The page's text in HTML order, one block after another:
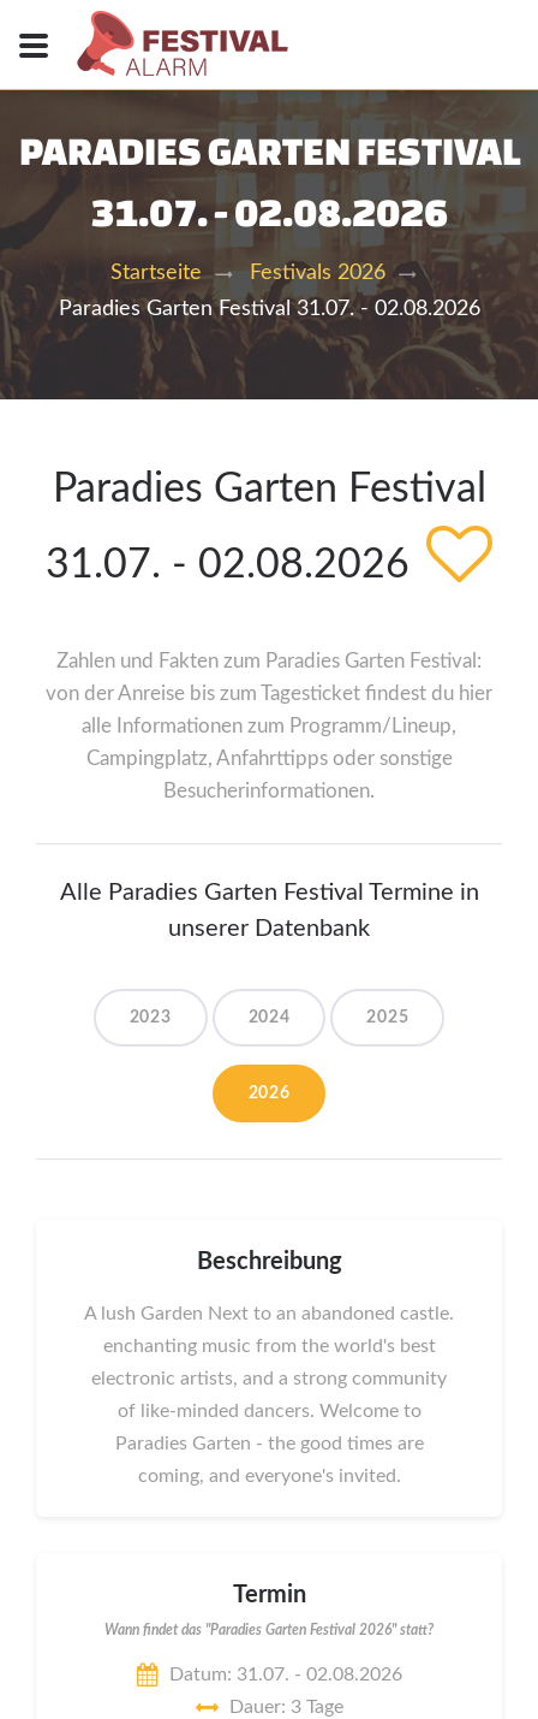
PARADIES GARTEN FESTIVAL
31.07. - 02.08.2026
Startseite
Festivals 2026
Paradies Garten Festival 31.07. - 02.08.2026
Paradies Garten Festival
31.07. - 02.08.2026
Zahlen und Fakten zum Paradies Garten Festival:
von der Anreise bis zum Tagesticket findest du hier
alle Informationen zum Programm/Lineup,
Campingplatz, Anfahrttipps oder sonstige
Besucherinformationen.
Alle Paradies Garten Festival Termine in
unserer Datenbank
2023 2024 2025
2026
Beschreibung
A lush Garden Next to an abandoned castle.
enchanting music from the world's best
electronic artists, and a strong community
of like-minded dancers. Welcome to
Paradies Garten - the good times are
coming, and everyone's invited.
Termin
Wann findet das "Paradies Garten Festival 2026" statt?
Datum: 31.07. - 02.08.2026
Dauer: 3 Tage